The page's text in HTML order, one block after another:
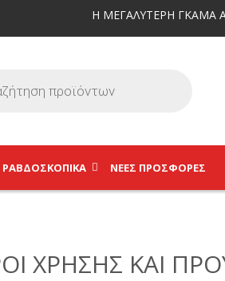
ΓΚΑΜΑ
ΡΑΒΔΟΣΚΟΠΙΚΆ ΝΕΕΣ ΠΡΟΣΦΟΡΕΣ
ΧΡΗΣΗΣ ΚΑΙ